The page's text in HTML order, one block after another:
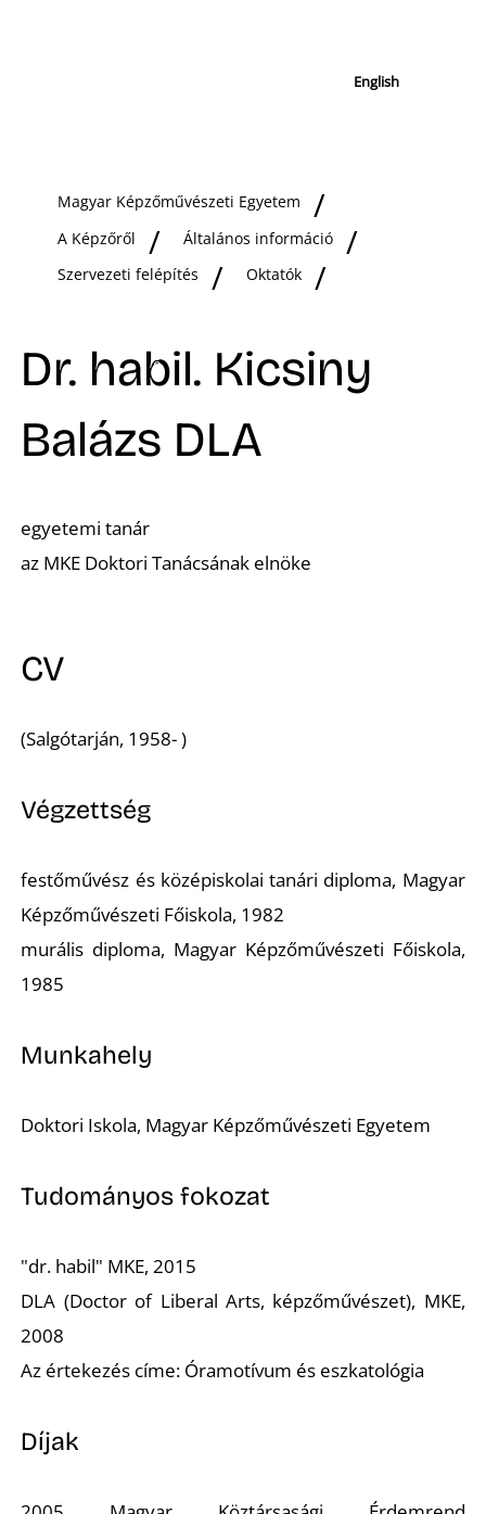
English
Magyar Képzőművészeti Egyetem
A Képzőről
Általános információ
Szervezeti felépítés
Oktatók
Dr. habil. Kicsiny
Balázs DLA
egyetemi tanár
az MKE Doktori Tanácsának elnöke
CV
(Salgótarján, 1958- )
Végzettség
festőművész és középiskolai tanári diploma, Magyar
Képzőművészeti Főiskola, 1982
murális diploma, Magyar Képzőművészeti Főiskola,
1985
Munkahely
Doktori Iskola, Magyar Képzőművészeti Egyetem
Tudományos fokozat
"dr. habil" MKE, 2015
DLA (Doctor of Liberal Arts, képzőművészet), MKE,
2008
Az értekezés címe: Óramotívum és eszkatológia
Díjak